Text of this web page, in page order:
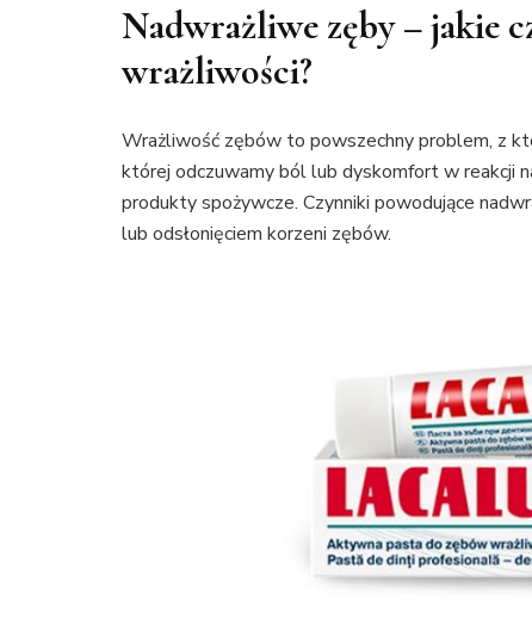
Nadwrażliwe zęby – jakie
wrażliwości?
Wrażliwość zębów to powszechny problem, z
której odczuwamy ból lub dyskomfort w reakcji
produkty spożywcze. Czynniki powodujące
lub odsłonięciem korzeni zębów.